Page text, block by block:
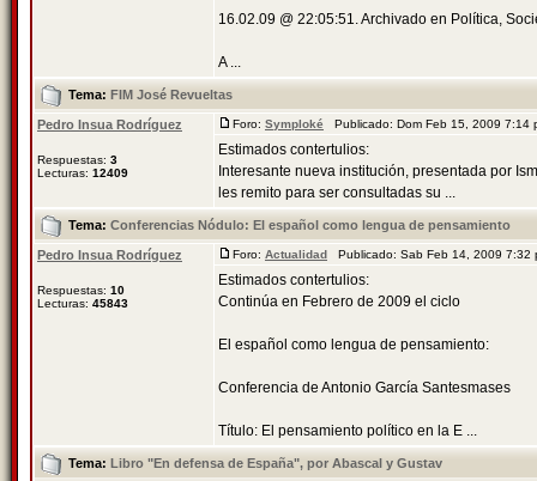
16.02.09 @ 22:05:51. Archivado en Política,
A ...
Tema: FIM José Revueltas
Pedro Insua Rodríguez
Respuestas: 3
Lecturas: 12409
Foro: Symploké Publicado: Dom Feb 15, 2009
Estimados contertulios:
Interesante nueva institución, presentada por
les remito para ser consultadas su ...
Tema: Conferencias Nódulo: El español como lengua de pensamiento
Pedro Insua Rodríguez
Respuestas: 10
Lecturas: 45843
Foro: Actualidad Publicado: Sab Feb 14, 2009
Estimados contertulios:
Continúa en Febrero de 2009 el ciclo
El español como lengua de pensamiento:
Conferencia de Antonio García Santesmases
Título: El pensamiento político en la E ...
Tema: Libro "En defensa de España", por Abascal y Gustav